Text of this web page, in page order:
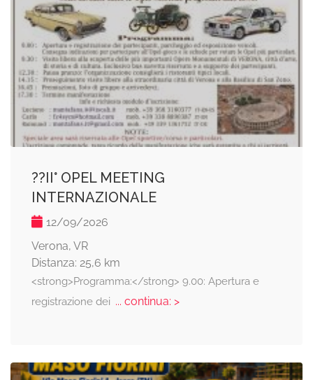
??II° OPEL MEETING
INTERNAZIONALE
12/09/2026
Verona, VR
Distanza: 25,6 km
<strong>Programma:</strong> 9.00: Apertura e
registrazione dei ... continua: >